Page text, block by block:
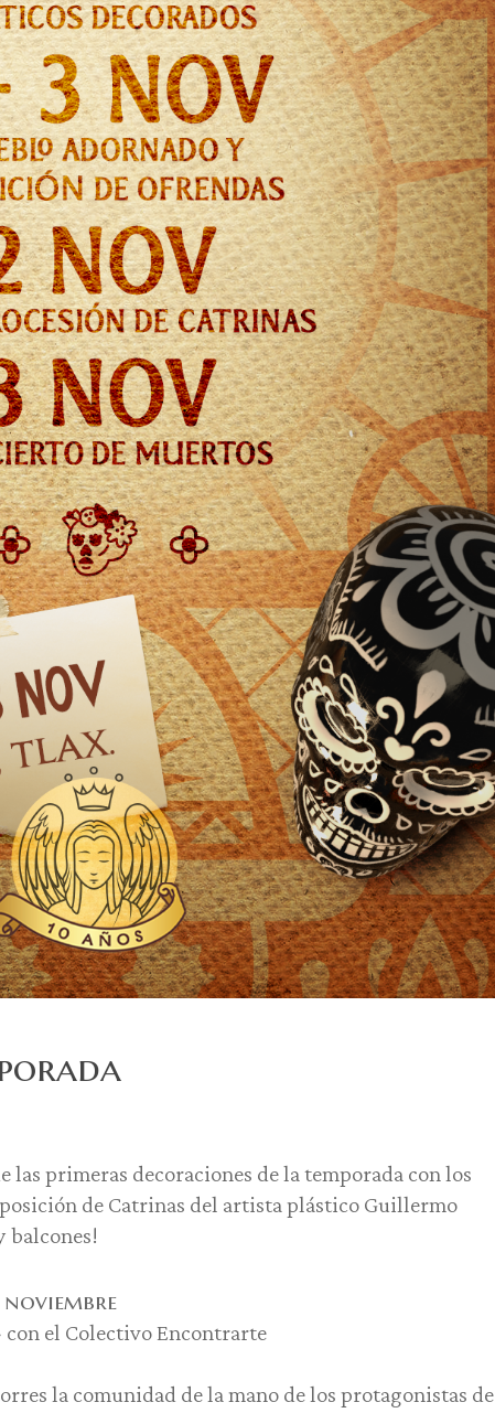
las primeras decoraciones de la temporada con los
de Catrinas del artista plástico Guillermo
balcones!
noviembre
con el Colectivo Encontrarte
la comunidad de la mano de los protagonistas de